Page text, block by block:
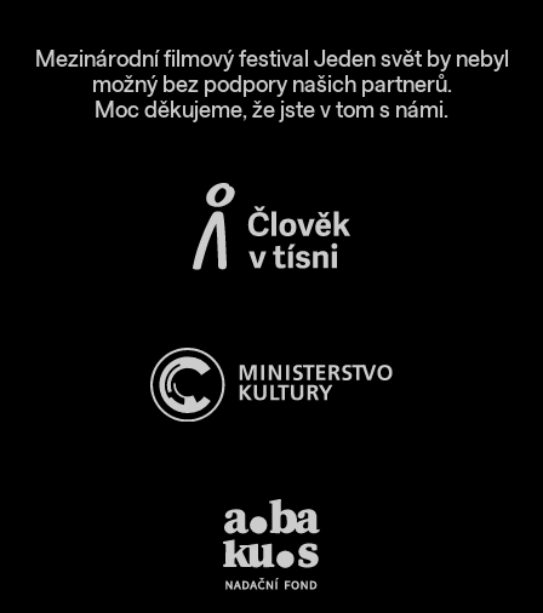
Mezinárodní filmový festival Jeden svět by nebyl
možný bez podpory našich partnerů.
Moc děkujeme, že jste v tom s námi.